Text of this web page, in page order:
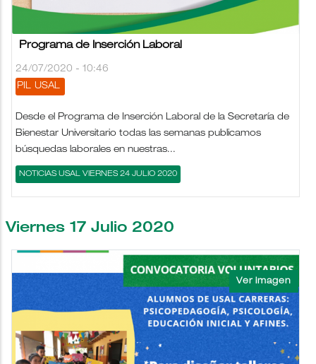
Programa de Inserción Laboral
24/07/2020 - 10:46
PIL USAL
Desde el Programa de Inserción Laboral de la Secretaría de
Bienestar Universitario todas las semanas publicamos
búsquedas laborales en nuestras...
NOTICIAS USAL VIERNES 24 JULIO 2020
Viernes 17 Julio 2020